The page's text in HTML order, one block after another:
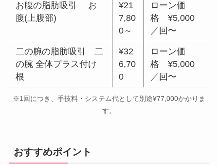
お腹の脂肪吸引 お
腹(上腹部)
¥21
7,80
0～
ローン価
格 ¥5,000
／回〜
二の腕の脂肪吸引 二
の腕 全体プラス付け
根
¥32
6,70
0
ローン価
格 ¥5,000
／回〜
※1回につき、手技料・システム代として別途¥77,000かかりま
す。
おすすめポイント